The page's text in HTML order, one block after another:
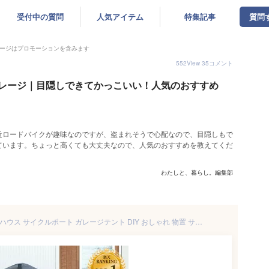
受付中の質問 人気アイテム 特集記事 質問
ジはプロモーションを含みます
552View 35コメント
ージ｜目隠しできてかっこいい！人気のおすすめ
ードバイクが趣味なのですが、盗まれそうで心配なので、目隠しもで
ます。ちょっと高くても大丈夫なので、人気のおすすめを教えてくだ
わたしと、暮らし。編集部